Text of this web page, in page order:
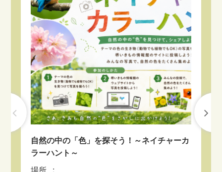
2026.07.23
九十九里沖CCS事業、試掘始まる 地元からは
生態系への影響懸念も [千葉県] - 朝日新聞
2026.07.22
「チョウを捕まえている人がいる」と情報、希
少種「コヒョウモンモドキ」を捕獲した男を容
疑で逮捕 - 読売新聞
オフィス街に絶滅危惧種ウナギが生息？研究者
「道頓堀川にもいます」 [大阪府] - 朝日新聞
自然の中の「色」を探そう！～ネイチャーカ
ラーハント～